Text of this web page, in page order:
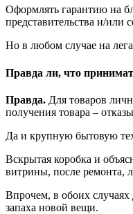
Оформлять гарантию на
представительства и/или
Но в любом случае на
Правда ли, что
Правда. Для товаров
получения товара –
Да и крупную бытовую
Вскрытая коробка и
витрины, после ремонта,
Впрочем, в обоих случаях
запаха новой вещи.